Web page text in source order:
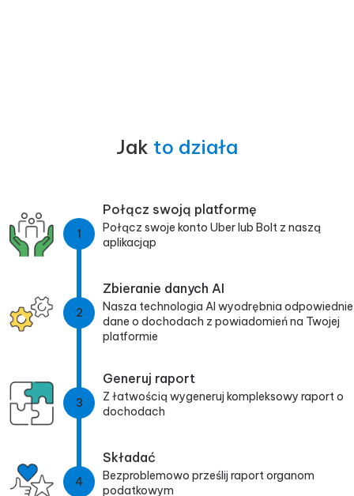
Jak to działa
1
Połącz swoją platformę
Połącz swoje konto Uber lub Bolt z naszą
aplikacjąp
2
Zbieranie danych AI
Nasza technologia AI wyodrębnia odpowiednie
dane o dochodach z powiadomień na Twojej
platformie
3
Generuj raport
Z łatwością wygeneruj kompleksowy raport o
dochodach
4
Składać
Bezproblemowo prześlij raport organom
podatkowym